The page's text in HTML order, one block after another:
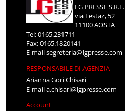
LG PRESSE S.R.L.
via Festaz, 52
11100 AOSTA
Tel: 0165.231711
Fax: 0165.1820141
E-mailsegreteria@lgpresse.com
RESPONSABILE DI AGENZIA
Arianna Gori Chisari
E-maila.chisari@lgpresse.com
Account